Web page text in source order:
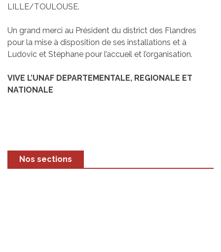
LILLE/TOULOUSE.
Un grand merci au Président du district des Flandres
pour la mise à disposition de ses installations et à
Ludovic et Stéphane pour l’accueil et l’organisation.
VIVE L’UNAF DEPARTEMENTALE, REGIONALE ET
NATIONALE
Nos sections